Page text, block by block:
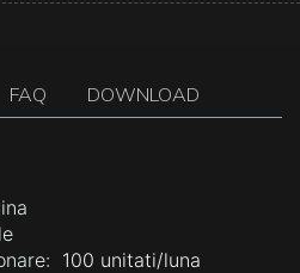
FAQ DOWNLOAD
100 unitati/luna